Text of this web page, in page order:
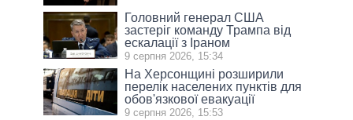
Головний генерал США
застеріг команду Трампа від
ескалації з Іраном
9 серпня 2026, 15:34
На Херсонщині розширили
перелік населених пунктів для
обов'язкової евакуації
9 серпня 2026, 15:53